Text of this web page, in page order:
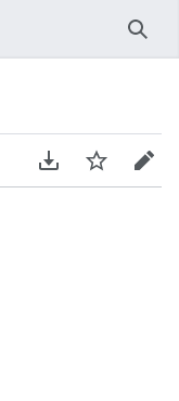
Скачать PDF
Следить